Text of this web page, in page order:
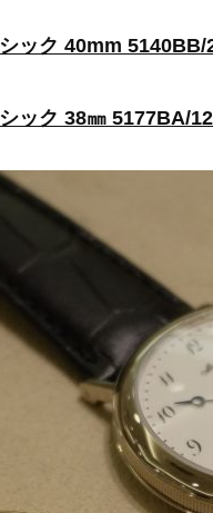
ック 40mm 5140BB/
ック 38㎜ 5177BA/